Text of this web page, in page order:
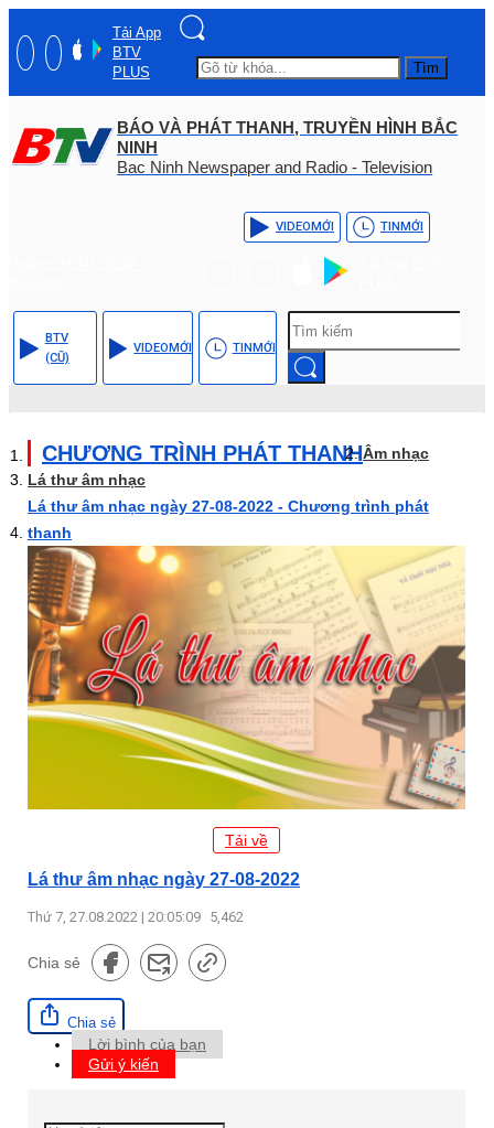
Tải App
BTV
PLUS
Tìm
BÁO VÀ PHÁT THANH, TRUYỀN HÌNH BẮC
NINH
Bac Ninh Newspaper and Radio - Television
VIDEOMỚI TINMỚI
BTV
(CŨ)
VIDEOMỚI TINMỚI
CHƯƠNG TRÌNH PHÁT THANHÂm nhạc
Lá thư âm nhạc
Lá thư âm nhạc ngày 27-08-2022 - Chương trình phát
thanh
Tải về
Lá thư âm nhạc ngày 27-08-2022
Thứ 7, 27.08.2022 | 20:05:09 5,462
Chia sẻ
Chia sẻ
Lời bình của bạn
Gửi ý kiến